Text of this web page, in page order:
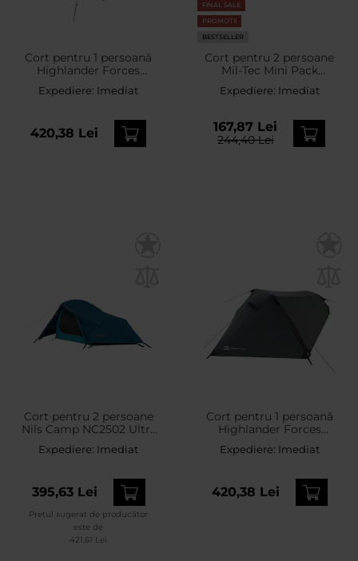
Cort pentru 1 persoană
Highlander Forces
Blackthorn Gen. 2 - Arid
MC Camo
Expediere: Imediat
420,38 Lei
FINAL SALE
PROMOTII
BESTSELLER
Cort pentru 2 persoane
Mil-Tec Mini Pack
Standard - Olive
Expediere: Imediat
167,87 Lei
244,40 Lei
Cort pentru 2 persoane
Nils Camp NC2502 Ultra
Light Skyair 2 - Albastru
Expediere: Imediat
395,63 Lei
Prețul sugerat de producător
este de
421,61 Lei
Cort pentru 1 persoană
Highlander Forces
Blackthorn Gen. 2 -
Scarab Green
Expediere: Imediat
420,38 Lei